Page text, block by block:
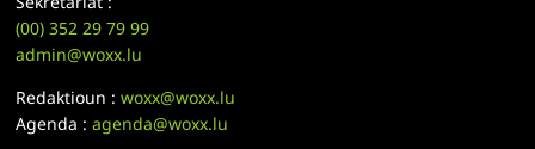
(00)352 29 79 99
admin@woxx.lu
Redaktioun :woxx@woxx.lu
Agenda :agenda@woxx.lu